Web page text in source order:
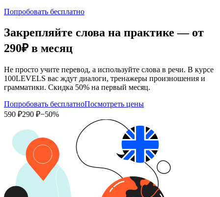
Попробовать бесплатно
Закрепляйте слова на практике — от
290₽ в месяц
Не просто учите перевод, а используйте слова в речи. В курсе
100LEVELS вас ждут диалоги, тренажеры произношения и
грамматики. Скидка 50% на первый месяц.
Попробовать бесплатноПосмотреть цены
590 ₽290 ₽−50%